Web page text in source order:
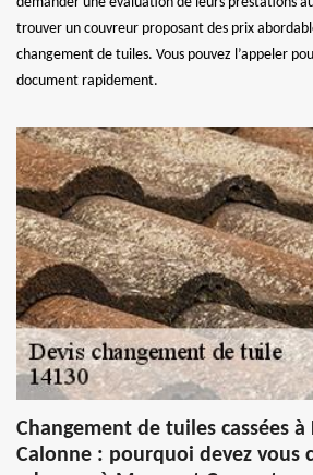
trouver un couvreur proposant des prix
changement de tuiles. Vous pouvez l’appeler
document rapidement.
Changement de tuiles cassées à
Calonne : pourquoi devez vous